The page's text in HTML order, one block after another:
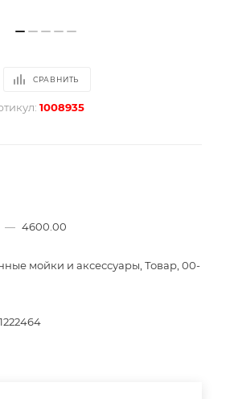
СРАВНИТЬ
1008935
— 4600.00
мойки и аксессуары, Товар, 00-